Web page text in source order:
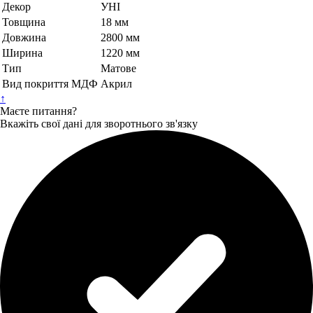
Декор
УНІ
Товщина
18 мм
Довжина
2800 мм
Ширина
1220 мм
Тип
Матове
Вид покриття МДФ Акрил
↑
Маєте питання?
Вкажіть свої дані для зворотнього зв'язку